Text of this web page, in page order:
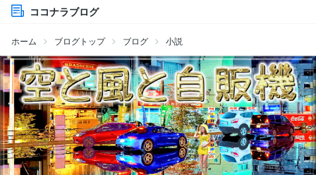
ココナラブログ
ホーム ブログトップ ブログ 小説